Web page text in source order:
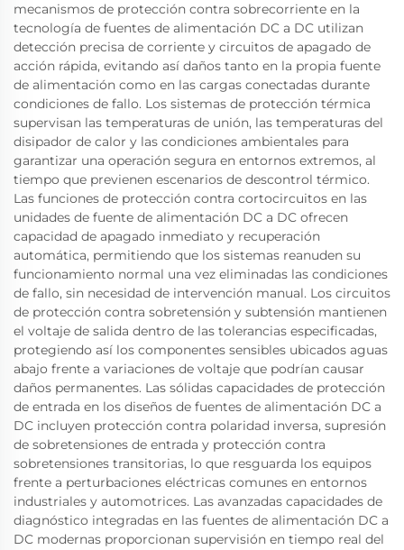
mecanismos de protección contra sobrecorriente en la
tecnología de fuentes de alimentación DC a DC utilizan
detección precisa de corriente y circuitos de apagado de
acción rápida, evitando así daños tanto en la propia fuente
de alimentación como en las cargas conectadas durante
condiciones de fallo. Los sistemas de protección térmica
supervisan las temperaturas de unión, las temperaturas del
disipador de calor y las condiciones ambientales para
garantizar una operación segura en entornos extremos, al
tiempo que previenen escenarios de descontrol térmico.
Las funciones de protección contra cortocircuitos en las
unidades de fuente de alimentación DC a DC ofrecen
capacidad de apagado inmediato y recuperación
automática, permitiendo que los sistemas reanuden su
funcionamiento normal una vez eliminadas las condiciones
de fallo, sin necesidad de intervención manual. Los circuitos
de protección contra sobretensión y subtensión mantienen
el voltaje de salida dentro de las tolerancias especificadas,
protegiendo así los componentes sensibles ubicados aguas
abajo frente a variaciones de voltaje que podrían causar
daños permanentes. Las sólidas capacidades de protección
de entrada en los diseños de fuentes de alimentación DC a
DC incluyen protección contra polaridad inversa, supresión
de sobretensiones de entrada y protección contra
sobretensiones transitorias, lo que resguarda los equipos
frente a perturbaciones eléctricas comunes en entornos
industriales y automotrices. Las avanzadas capacidades de
diagnóstico integradas en las fuentes de alimentación DC a
DC modernas proporcionan supervisión en tiempo real del